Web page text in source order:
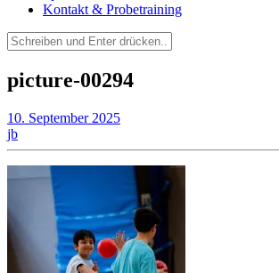
Kontakt & Probetraining
Suchen
nach:
picture-00294
10. September 2025
jb